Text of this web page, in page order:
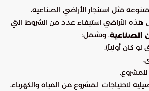
مثل استئجار الأراضي الصناعية،
الأراضي استيفاء عدد من الشروط التي
الصناعية، وتشمل:
كان أولياً).
لاحتياجات المشروع من المياه والكهرباء.